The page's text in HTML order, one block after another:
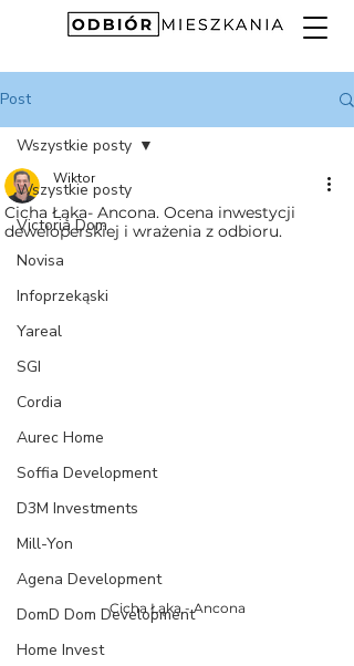
Post
Wszystkie posty
Victoria Dom
Novisa
Infoprzekąski
Yareal
SGI
Cordia
Aurec Home
Soffia Development
D3M Investments
Mill-Yon
Agena Development
DomD Dom Development
Home Invest
Wszystkie posty
Cicha Łąka- Ancona. Ocena inwestycji
deweloperskiej i wrażenia z odbioru.
Wiktor
Cicha Łąka - Ancona